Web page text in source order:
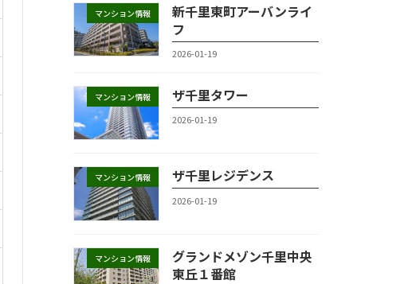
マンション情報
新千里東町アーバンライ
フ
2026-01-19
マンション情報 ザ千里タワー
2026-01-19
マンション情報 ザ千里レジデンス
2026-01-19
マンション情報
グランドメゾン千里中央
東丘１番館